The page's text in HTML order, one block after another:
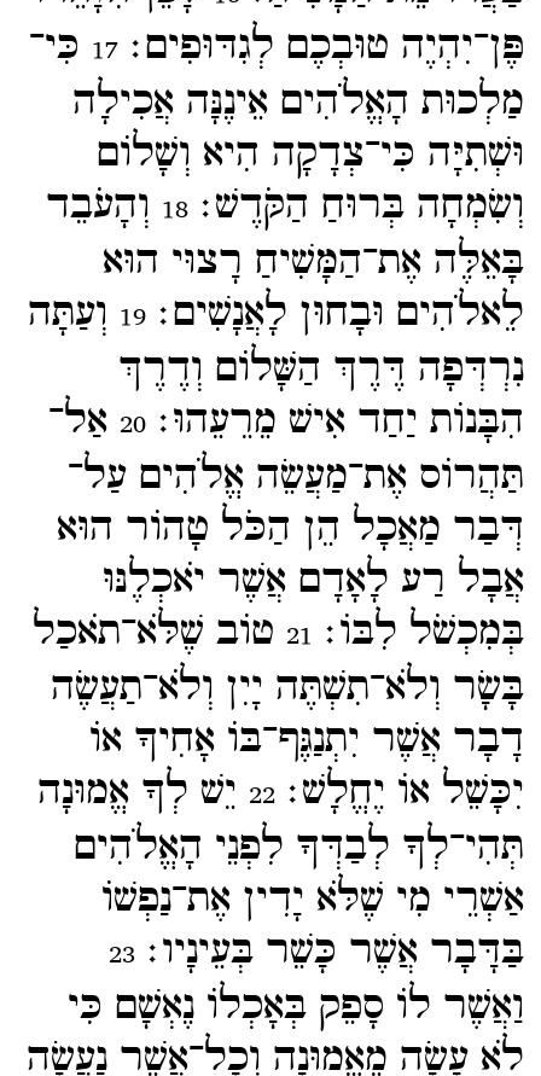
פֶּן־​יִהְיֶה טוּבְכֶם לְגִדּוּפִים׃17 כִּי־​
מַלְכוּת הָאֱלֹהִים אֵינֶנָּה אֲכִילָה
וּשְׁתִיָּה כִּי־​צְדָקָה הִיא וְשָׁלוֹם
וְשִׂמְחָה בְּרוּחַ הַקֹּדֶשׁ׃18 וְהָעֹבֵד
בָּאֵלֶּה אֶת־​הַמָּשִׁיחַ רָצוּי הוּא
לֵאלֹהִים וּבָחוּן לָאֲנָשִׁים׃19 וְעַתָּה
נִרְדְּפָה דֶּרֶךְ הַשָּׁלוֹם וְדֶרֶךְ
הִבָּנוֹת יַחַד אִישׁ מֵרֵעֵהוּ׃20 אַל־​
תַּהֲרוֹס אֶת־​מַעֲשֵׂה אֱלֹהִים עַל־​
דְּבַר מַאֲכָל הֵן הַכֹּל טָהוֹר הוּא
אֲבָל רַע לָאָדָם אֲשֶׁר יֹאכְלֶנּוּ
בְּמִכְשֹׁל לִבּוֹ׃ 21 טוֹב שֶׁלֹּא־​תֹאכַל
בָּשָׂר וְלֹא־​תִשְׁתֶּה יָיִן וְלֹא־​תַעֲשֶׂה
דָבָר אֲשֶׁר יִתְנַגֶּף־​בּוֹ אָחִיךָ אוֹ
יִכָּשֵׁל אוֹ יֶחֱלָשׁ׃22 יֵשׁ לְךָ אֱמוּנָה
תְּהִי־​לְךָ לְבַדְּךָ לִפְנֵי הָאֱלֹהִים
אַשְׁרֵי מִי שֶׁלֹּא יָדִין אֶת־​נַפְשׁוֹ
בַּדָּבָר אֲשֶׁר כָּשֵׁר בְּעֵינָיו׃23
וַאֲשֶׁר לוֹ סָפֵק בְּאָכְלוֹ נֶאְשָׁם כִּי
לֹא עָשָׂה מֵאֱמוּנָה וְכָל־​אֲשֶׁר נַעֲשָׂה